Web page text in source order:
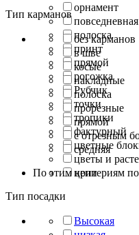
орнамент
повседневная
полоска
принт
прямой
рогожка
Рубчик
точки
тропики
фактурный
цветные
цветы и
цепи
Тип карманов
без карманов
в шве
косые
накладные
полоска
прорезные
прямой
с отрезным
средняя
По этим критериям
Тип посадки
Высокая